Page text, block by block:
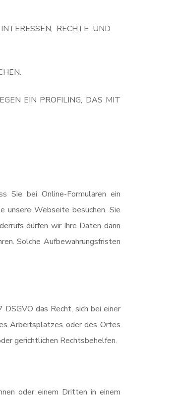
RECHTE UND
EIN PROFILING, DAS MIT
Sie bei Online-Formularen ein
unsere Webseite besuchen. Sie
dürfen wir Ihre Daten dann
Solche Aufbewahrungsfristen
das Recht, sich bei einer
Arbeitsplatzes oder des Ortes
gerichtlichen Rechtsbehelfen.
oder einem Dritten in einem